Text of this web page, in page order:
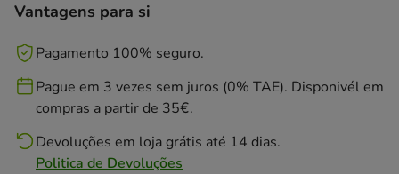
Vantagens para si
Pagamento 100% seguro.
Pague em 3 vezes sem juros (0% TAE). Disponivél em
compras a partir de 35€.
Devoluções em loja grátis até 14 dias.
Politica de Devoluções